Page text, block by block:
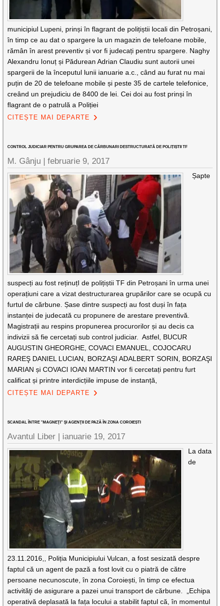
municipiul Lupeni, prinși în flagrant de polițiștii locali din Petroșani,
în timp ce au dat o spargere la un magazin de telefoane mobile,
rămân în arest preventiv și vor fi judecați pentru spargere. Naghy
Alexandru Ionuț și Pădurean Adrian Claudiu sunt autorii unei
spargerii de la începutul lunii ianuarie a.c., când au furat nu mai
puțin de 20 de telefoane mobile și peste 35 de cartele telefonice,
creând un prejudiciu de 8400 de lei. Cei doi au fost prinși în
flagrant de o patrulă a Poliției
CITEȘTE MAI DEPARTE
CONTROL JUDICIAR PENTRU GRUPAREA DE CĂRBUNARI DESTRUCTURATĂ DE POLIȚIȘTII TF
M. Gânju |februarie 9, 2017
Șapte
suspecți au fost reținuțI de polițiștii TF din Petroșani în urma unei
operațiuni care a vizat destructurarea grupărilor care se ocupă cu
furtul de cărbune. Șase dintre suspecți au fost duși în fața
instanței de judecată cu propunere de arestare preventivă.
Magistrații au respins propunerea procurorilor și au decis ca
indivizii să fie cercetați sub control judiciar. Astfel, BUCUR
AUGUSTIN GHEORGHE, COVACI EMANUEL, COJOCARU
RAREŞ DANIEL LUCIAN, BORZAŞI ADALBERT SORIN, BORZAŞI
MARIAN și COVACI IOAN MARTIN vor fi cercetați pentru furt
calificat și printre interdicțiile impuse de instanță,
CITEȘTE MAI DEPARTE
SCANDAL ÎNTRE ”MAGNEŢI” ŞI AGENŢII DE PAZĂ ÎN ZONA COROIEȘTI
Avantul Liber | ianuarie 19, 2017
La data
de
23.11.2016,, Poliția Municipiului Vulcan, a fost sesizată despre
faptul că un agent de pază a fost lovit cu o piatră de către
persoane necunoscute, în zona Coroiești, în timp ce efectua
activităţi de asigurare a pazei unui transport de cărbune. „Echipa
operativă deplasată la fața locului a stabilit faptul că, în momentul